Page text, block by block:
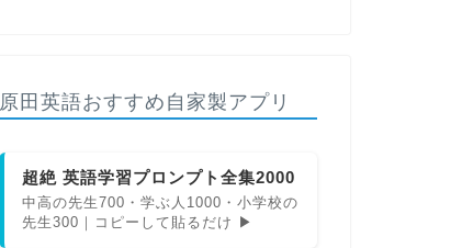
原田英語おすすめ自家製アプリ
超絶 英語学習プロンプト全集2000
中高の先生700・学ぶ人1000・小学校の
先生300｜コピーして貼るだけ ▶